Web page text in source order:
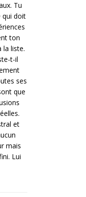
Tu
qui doit
ton
la liste.
t-il
ses
que
et
mais
Lui